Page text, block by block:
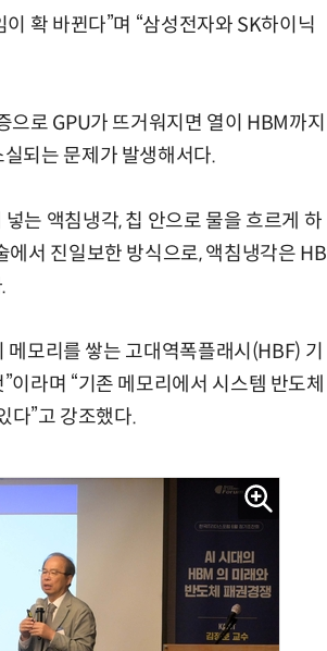
확 바뀐다”며 “삼성전자와 SK하이닉
로 GPU가 뜨거워지면 열이 HBM까지
되는 문제가 발생해서다.
는 액침냉각, 칩 안으로 물을 흐르게 하
서 진일보한 방식으로, 액침냉각은 HB
모리를 쌓는 고대역폭플래시(HBF) 기
라며 “기존 메모리에서 시스템 반도체
다”고 강조했다.